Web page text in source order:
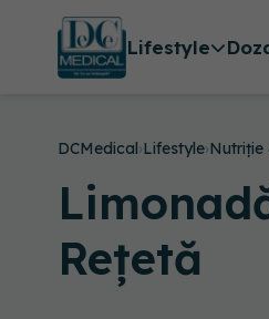
Lifestyle
DCMedical›Lifestyle›Nutriție
Rețetă